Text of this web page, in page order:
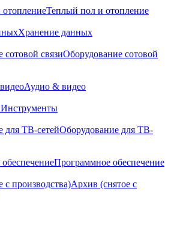
Теплый пол и отопление
Хранение данных
Оборудование сотовой
Аудио & видео
Инструменты
Оборудование для ТВ-
Программное обеспечение
Архив (снятое с